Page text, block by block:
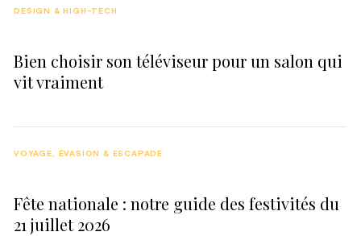
Bien choisir son téléviseur pour un salon qui
vit vraiment
DESIGN & HIGH-TECH
Fête nationale : notre guide des festivités du
21 juillet 2026
VOYAGE, ÉVASION & ESCAPADE